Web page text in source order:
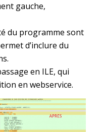
gauche,
du programme sont
d’inclure du
en ILE, qui
en webservice.